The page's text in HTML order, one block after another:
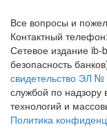
Все вопросы и
Контактный телефон:
Сетевое издание
безопасность
свидетельство ЭЛ
службой по
технологий и
Политика